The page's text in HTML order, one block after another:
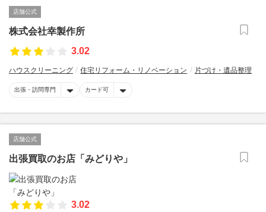
店舗公式
株式会社幸製作所
3.02
ハウスクリーニング 住宅リフォーム・リノベーション 片づけ・遺品整理
出張・訪問専門 カード可
店舗公式
出張買取のお店「みどりや」
3.02